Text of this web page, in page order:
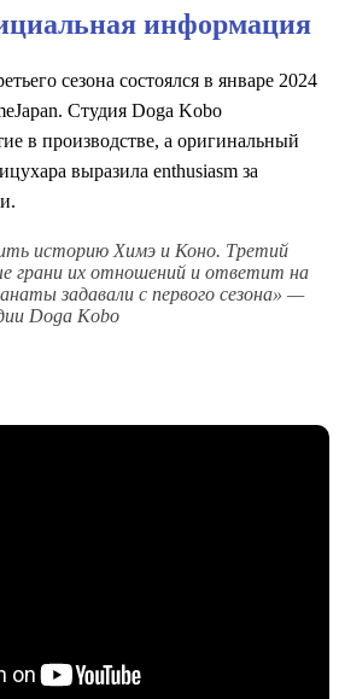
информация
сезона состоялся в январе 2024
Студия Doga Kobo
в производстве, а оригинальный
выразила enthusiasm за
историю Химэ и Коно. Третий
грани их отношений и ответит на
задавали с первого сезона» —
Doga Kobo